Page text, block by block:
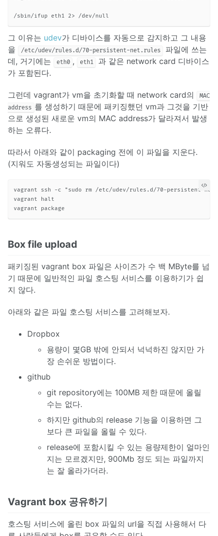
그 이유는 udev가 디바이스를 자동으로 감지하고 그 내용
을
/etc/udev/rules.d/70-persistent-net.rules
파일에 쓰는
데, 거기에는
eth0 , eth1
과 같은 network card 디바이스
가 포함된다.
그런데 vagrant가 vm을 초기화할 때 network card의
MAC
address 를 생성하기 때문에 패키징했던 vm과 그것을 기반
으로 생성된 새로운 vm의 MAC address가 달라져서 발생
하는 오류다.
따라서 아래와 같이 packaging 전에 이 파일을 지운다.
(지워도 자동생성되는 파일이다)
vagrant ssh -c "sudo rm /etc/udev/rules.d/70-persistent-
vagrant halt
Box file upload
패키징된 vagrant box 파일은 사이즈가 수 백 MByte를 넘
기 때문에 일반적인 파일 호스팅 서비스를 이용하기가 쉽
지 않다.
아래와 같은 파일 호스팅 서비스를 고려해보자.
Dropbox
용량이 몇GB 밖에 안되서 넉넉하진 않지만 가
장 손쉬운 방법이다.
github
git repository에는 100MB 제한 때문에 올릴
수는 없다.
하지만 github의 release 기능을 이용하면 그
보다 큰 파일을 올릴 수 있다.
release에 포함시킬 수 있는 용량제한이 얼마인
지는 모르겠지만, 900Mb 정도 되는 파일까지
는 잘 올라가더라.
Vagrant box 공유하기
호스팅 서비스에 올린 box 파일의 url을 직접 사용해서 다